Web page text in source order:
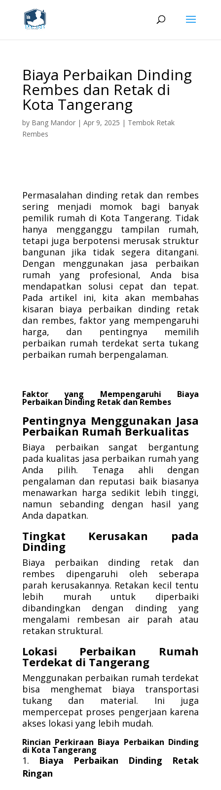
Biaya Perbaikan Dinding
Rembes dan Retak di
Kota Tangerang
by Bang Mandor| Apr 9, 2025 | Tembok Retak
Rembes
Permasalahan dinding retak dan rembes
sering menjadi momok bagi banyak
pemilik rumah di Kota Tangerang. Tidak
hanya mengganggu tampilan rumah,
tetapi juga berpotensi merusak struktur
bangunan jika tidak segera ditangani.
Dengan menggunakan jasa perbaikan
rumah yang profesional, Anda bisa
mendapatkan solusi cepat dan tepat.
Pada artikel ini, kita akan membahas
kisaran biaya perbaikan dinding retak
dan rembes, faktor yang mempengaruhi
harga, dan pentingnya memilih
perbaikan rumah terdekat serta tukang
perbaikan rumah berpengalaman.
Faktor yang Mempengaruhi Biaya
Perbaikan Dinding Retak dan Rembes
Pentingnya Menggunakan Jasa
Perbaikan Rumah Berkualitas
Biaya perbaikan sangat bergantung
pada kualitas jasa perbaikan rumah yang
Anda pilih. Tenaga ahli dengan
pengalaman dan reputasi baik biasanya
menawarkan harga sedikit lebih tinggi,
namun sebanding dengan hasil yang
Anda dapatkan.
Tingkat Kerusakan pada
Dinding
Biaya perbaikan dinding retak dan
rembes dipengaruhi oleh seberapa
parah kerusakannya. Retakan kecil tentu
lebih murah untuk diperbaiki
dibandingkan dengan dinding yang
mengalami rembesan air parah atau
retakan struktural.
Lokasi Perbaikan Rumah
Terdekat di Tangerang
Menggunakan perbaikan rumah terdekat
bisa menghemat biaya transportasi
tukang dan material. Ini juga
mempercepat proses pengerjaan karena
akses lokasi yang lebih mudah.
Rincian Perkiraan Biaya Perbaikan Dinding
di Kota Tangerang
Biaya Perbaikan Dinding Retak
Ringan